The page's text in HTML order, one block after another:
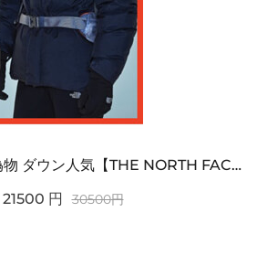
ノースフェイス 偽物 ダウン人気【THE NORTH FACE】M'S 7 SUMMIT HIM...
21500 円 30500円